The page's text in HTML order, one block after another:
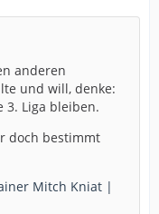
anderen
und will, denke:
3. Liga bleiben.
doch bestimmt
Mitch Kniat |